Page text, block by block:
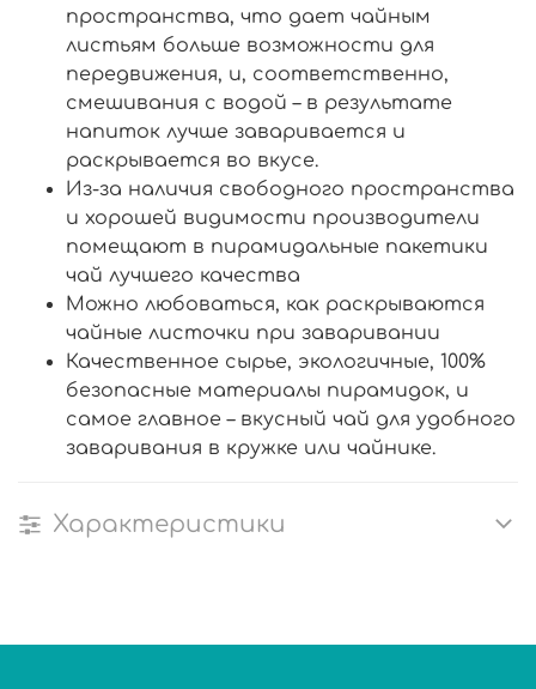
пространства, что дает чайным
листьям больше возможности для
передвижения, и, соответственно,
смешивания с водой – в результате
напиток лучше заваривается и
раскрывается во вкусе.
Из-за наличия свободного пространства
и хорошей видимости производители
помещают в пирамидальные пакетики
чай лучшего качества
Можно любоваться, как раскрываются
чайные листочки при заваривании
Качественное сырье, экологичные, 100%
безопасные материалы пирамидок, и
самое главное – вкусный чай для удобного
заваривания в кружке или чайнике.
Характеристики